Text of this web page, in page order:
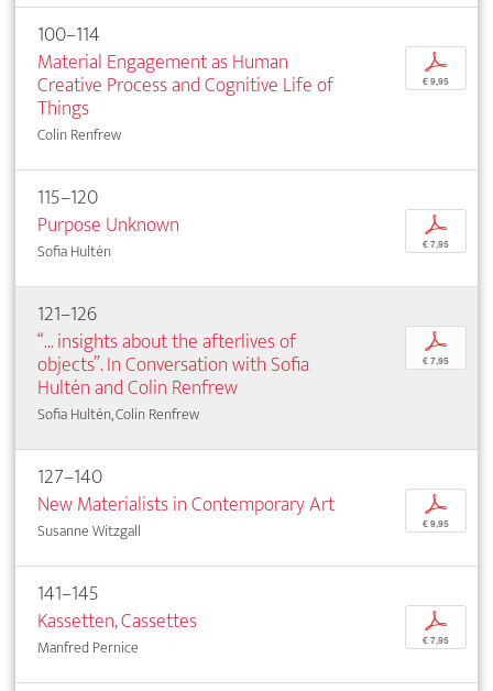
100–114
Material Engagement as Human
Creative Process and Cognitive Life of
Things
Colin Renfrew
p
€ 9,95
115–120
Purpose Unknown
Sofia Hultén
p
€ 7,95
121–126
“... insights about the afterlives of
objects”. In Conversation with Sofia
Hultén and Colin Renfrew
Sofia Hultén, Colin Renfrew
p
€ 7,95
127–140
New Materialists in Contemporary Art
Susanne Witzgall
p
€ 9,95
141–145
Kassetten, Cassettes
Manfred Pernice
p
€ 7,95